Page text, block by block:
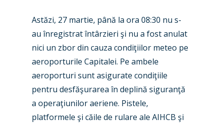
Astăzi, 27 martie, până la ora 08:30 nu s-
au înregistrat întârzieri şi nu a fost anulat
nici un zbor din cauza condiţiilor meteo pe
aeroporturile Capitalei. Pe ambele
aeroporturi sunt asigurate condiţiile
pentru desfăşurarea în deplină siguranţă
a operaţiunilor aeriene. Pistele,
platformele şi căile de rulare ale AIHCB şi
New Routes
Industry